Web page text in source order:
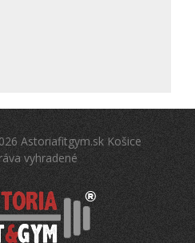
Astoriafitgym.sk Košice
vyhradené